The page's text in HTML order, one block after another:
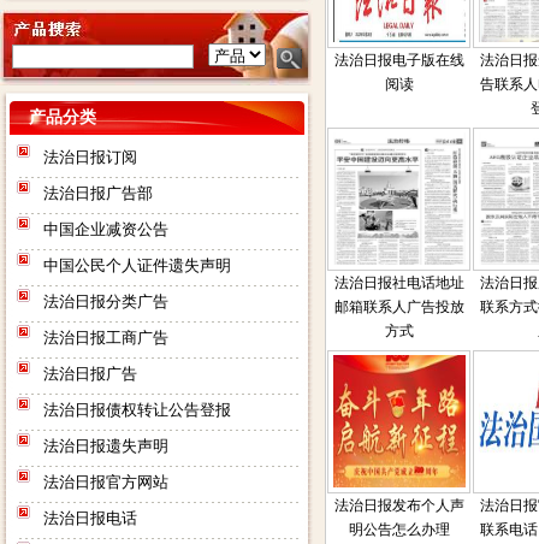
产品分类
法治日报订阅
法治日报广告部
中国企业减资公告
中国公民个人证件遗失声明
法治日报分类广告
法治日报工商广告
法治日报广告
法治日报债权转让公告登报
法治日报遗失声明
法治日报官方网站
法治日报电话
法治日报电子版在线
阅读
法治日
告联系
法治日报社电话地址
邮箱联系人广告投放
方式
法治日
联系方
法治日报发布个人声
明公告怎么办理
法治日
联系电